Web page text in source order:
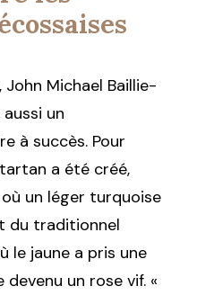
Michael Baillie-
un
à succès. Pour
a été créé,
un léger turquoise
du traditionnel
le jaune a pris une
un rose vif. «